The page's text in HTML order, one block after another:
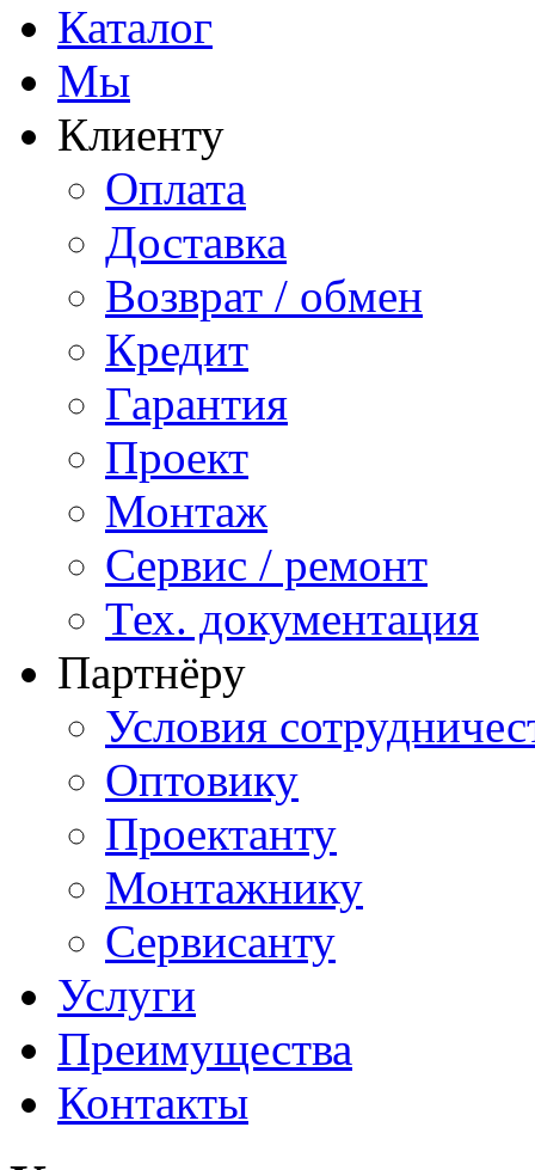
Каталог
Мы
Клиенту
Оплата
Доставка
Возврат / обмен
Кредит
Гарантия
Проект
Монтаж
Сервис / ремонт
Тех. документация
Партнёру
Условия
Оптовику
Проектанту
Монтажнику
Сервисанту
Услуги
Преимущества
Контакты